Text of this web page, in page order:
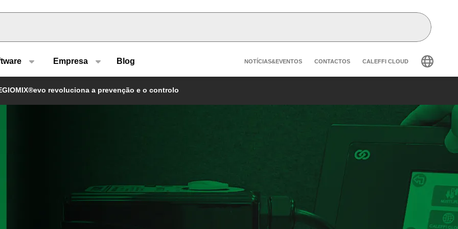
Empresa Blog Header secondary navigation
NOTÍCIAS&EVENTOS CONTACTOS CALEFFI CLOUD
revoluciona a prevenção e o controlo